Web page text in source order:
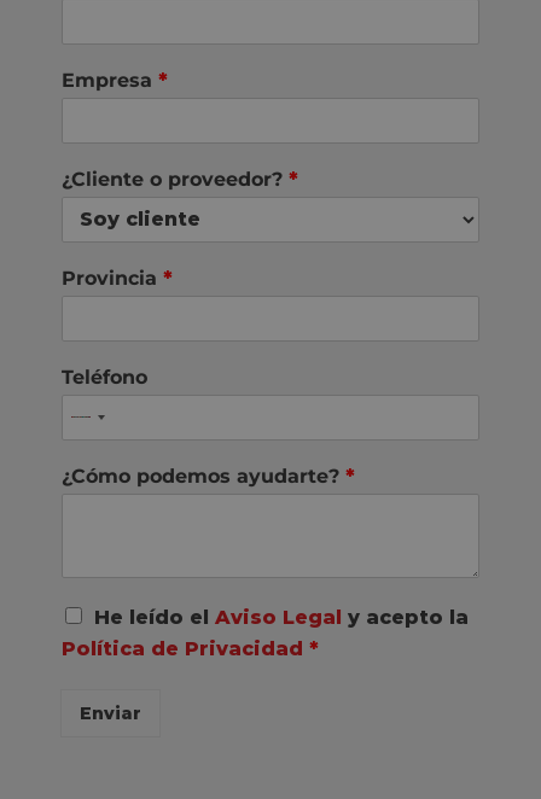
Empresa *
¿Cliente o proveedor? *
Provincia *
Teléfono
¿Cómo podemos ayudarte? *
A
u
He leído el Aviso Legal y acepto la
Política de Privacidad *
Enviar